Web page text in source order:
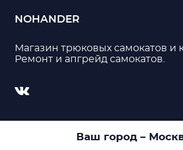
Ваш город –
NOHANDER
Магазин трюковых самокатов и
Ремонт и апгрейд самокатов.
© 2026, Nohander. Все права